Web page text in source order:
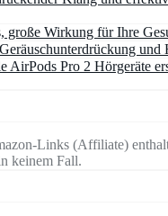
große Wirkung für Ihre
Pro 2 Hörgeräte
Links (Affiliate)
keinem Fall.